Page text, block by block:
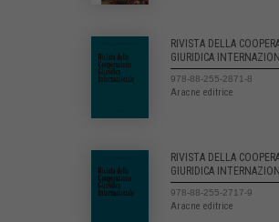
RIVISTA DELLA
GIURIDICA
978-88-255-2871-8
Aracne editrice
RIVISTA DELLA
GIURIDICA
978-88-255-2717-9
Aracne editrice